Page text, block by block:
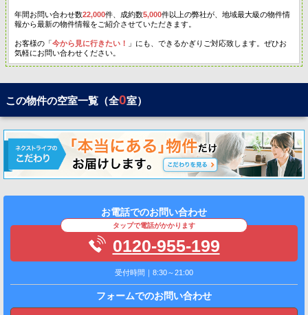
年間お問い合わせ数22,000件、成約数5,000件以上の弊社が、地域最大級の物件情
報から最新の物件情報をご紹介させていただきます。
お客様の「今から見に行きたい！
」にも、できるかぎりご対応致します。ぜひお
気軽にお問い合わせください。
この物件の空室一覧（全0室）
お電話でのお問い合わせ
タップで電話がかかります
0120-955-199
受付時間｜8:30～21:00
フォームでのお問い合わせ